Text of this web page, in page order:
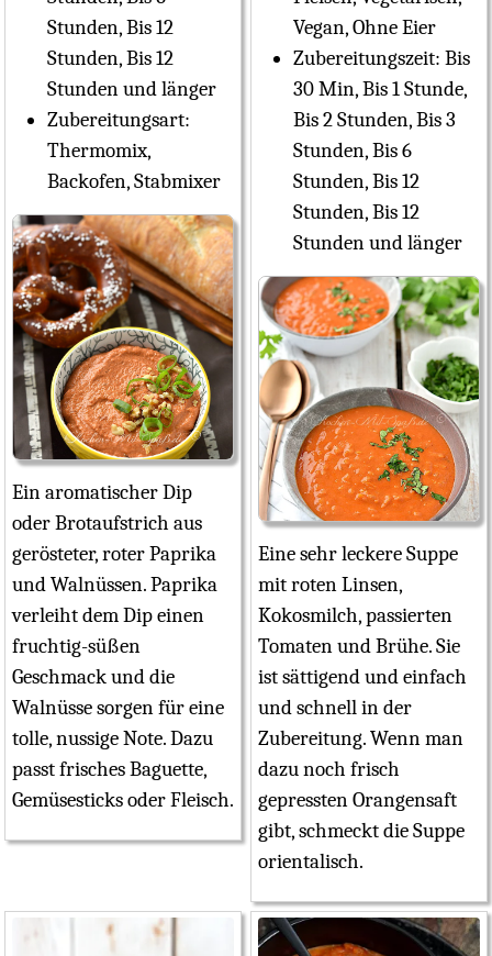
Stunden, Bis 12
Stunden, Bis 12
Stunden und länger
Zubereitungsart:
Thermomix,
Backofen, Stabmixer
Ein aromatischer Dip
oder Brotaufstrich aus
gerösteter, roter Paprika
und Walnüssen. Paprika
verleiht dem Dip einen
fruchtig-süßen
Geschmack und die
Walnüsse sorgen für eine
tolle, nussige Note. Dazu
passt frisches Baguette,
Gemüsesticks oder Fleisch.
Vegan, Ohne Eier
Zubereitungszeit: Bis
30 Min, Bis 1 Stunde,
Bis 2 Stunden, Bis 3
Stunden, Bis 6
Stunden, Bis 12
Stunden, Bis 12
Stunden und länger
Eine sehr leckere Suppe
mit roten Linsen,
Kokosmilch, passierten
Tomaten und Brühe. Sie
ist sättigend und einfach
und schnell in der
Zubereitung. Wenn man
dazu noch frisch
gepressten Orangensaft
gibt, schmeckt die Suppe
orientalisch.